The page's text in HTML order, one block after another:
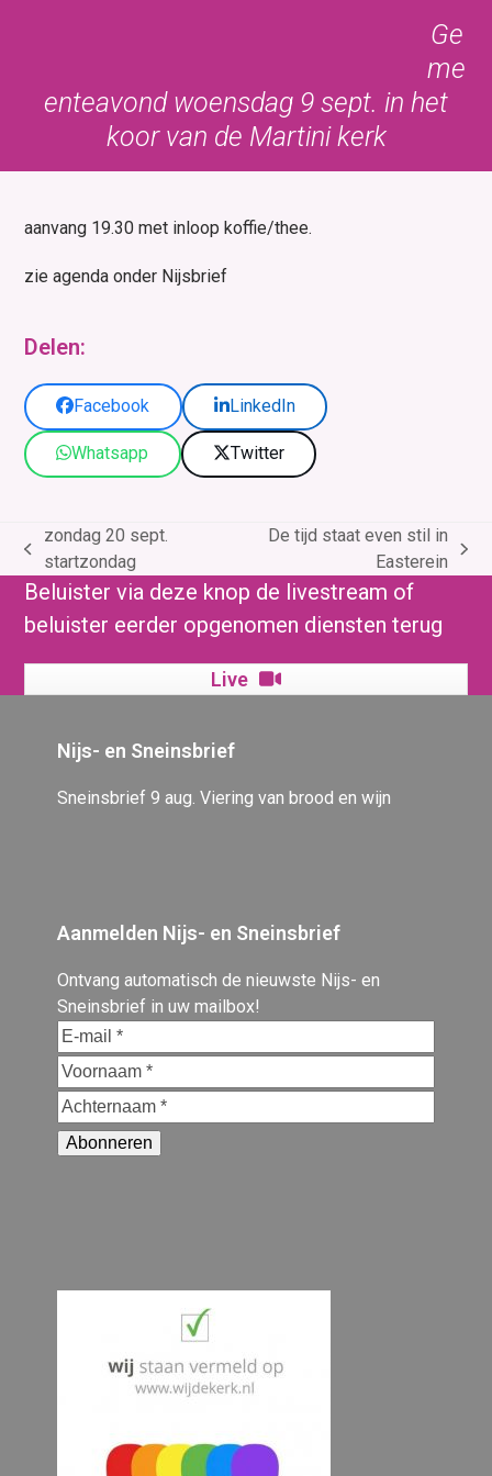
menu
menu
Ge
me
enteavond woensdag 9 sept. in het
koor van de Martini kerk
aanvang 19.30 met inloop koffie/thee.
zie agenda onder Nijsbrief
Delen:
Facebook LinkedIn
Whatsapp Twitter
previous
post:
zondag 20 sept.
startzondag
post:
De tijd staat even stil in
Easterein
Beluister via deze knop de livestream of
beluister eerder opgenomen diensten terug
Live
Nijs- en Sneinsbrief
Sneinsbrief 9 aug. Viering van brood en wijn
Aanmelden Nijs- en Sneinsbrief
Ontvang automatisch de nieuwste Nijs- en
Sneinsbrief in uw mailbox!